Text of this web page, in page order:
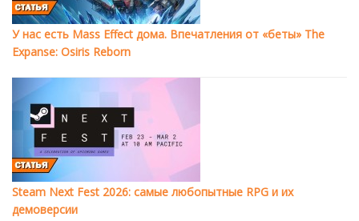
У нас есть Mass Effect дома. Впечатления от «беты» The
Expanse: Osiris Reborn
Steam Next Fest 2026: самые любопытные RPG и их
демоверсии